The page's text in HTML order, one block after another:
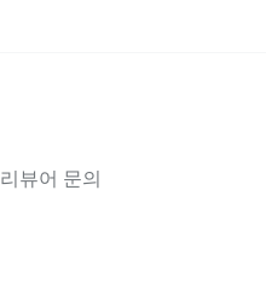
리뷰어 문의